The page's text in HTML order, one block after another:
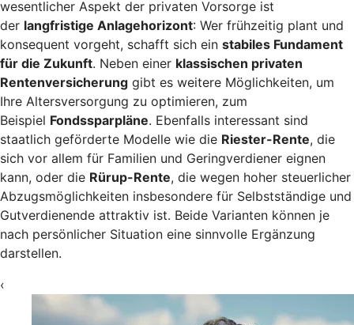
wesentlicher Aspekt der privaten Vorsorge ist
der langfristige Anlagehorizont: Wer frühzeitig plant und
konsequent vorgeht, schafft sich ein stabiles Fundament
für die Zukunft. Neben einer klassischen privaten
Rentenversicherung gibt es weitere Möglichkeiten, um
Ihre Altersversorgung zu optimieren, zum
Beispiel Fondssparpläne. Ebenfalls interessant sind
staatlich geförderte Modelle wie die Riester-Rente, die
sich vor allem für Familien und Geringverdiener eignen
kann, oder die Rürup-Rente, die wegen hoher steuerlicher
Abzugsmöglichkeiten insbesondere für Selbstständige und
Gutverdienende attraktiv ist. Beide Varianten können je
nach persönlicher Situation eine sinnvolle Ergänzung
darstellen.
‹